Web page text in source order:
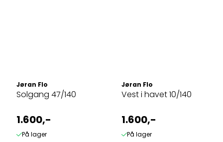
Jøran Flo
Solgang 47/140
1.600,-
På lager
Jøran Flo
Vest i havet 10/140
1.600,-
På lager